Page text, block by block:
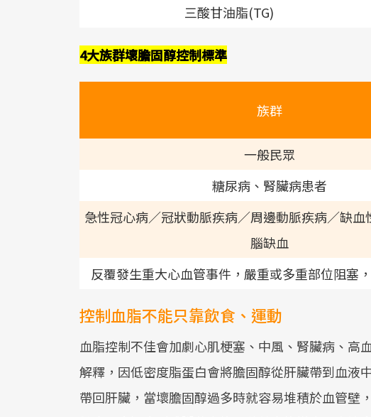
三酸甘油脂(TG)
4大族群壞膽固醇控制標準
族群
一般民眾
糖尿病、腎臟病患者
急性冠心病／冠狀動脈疾病／周邊動脈疾病／缺血
腦缺血
反覆發生重大心血管事件，嚴重或多重部位阻塞
控制血脂不能只靠飲食、運動
血脂控制不佳會加劇心肌梗塞、中風、腎臟病、高
解釋，因低密度脂蛋白會將膽固醇從肝臟帶到血液
帶回肝臟，當壞膽固醇過多時就容易堆積於血管壁